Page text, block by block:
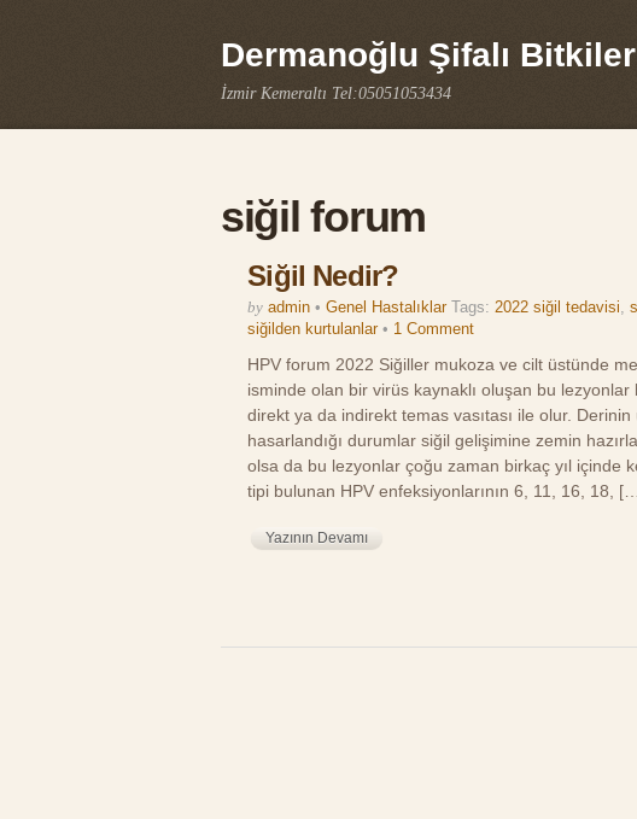
Dermanoğlu Şifalı Bitkiler
İzmir Kemeraltı Tel:05051053434
siğil forum
Siğil Nedir?
by admin • Genel Hastalıklar Tags:2022 siğil tedavisi,
siğilden kurtulanlar • 1 Comment
HPV forum 2022 Siğiller mukoza ve cilt üstünde
isminde olan bir virüs kaynaklı oluşan bu lezyonlar
direkt ya da indirekt temas vasıtası ile olur.
hasarlandığı durumlar siğil gelişimine zemin
olsa da bu lezyonlar çoğu zaman birkaç yıl içinde
tipi bulunan HPV enfeksiyonlarının 6, 11, 16, 18,
Yazının Devamı